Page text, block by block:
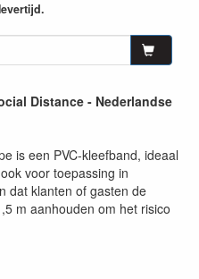
Distance - Nederlandse
is een PVC-kleefband, ideaal
voor toepassing in
dat klanten of gasten de
m aanhouden om het risico